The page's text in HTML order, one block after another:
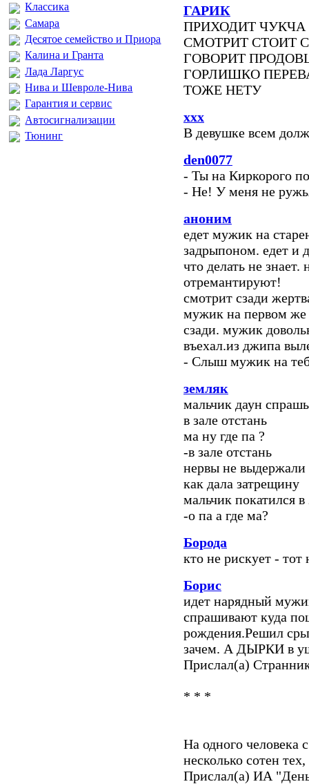
Классика
Самара
Десятое семейство и Приора
Калина и Гранта
Лада Ларгус
Нива и Шевроле-Нива
Гарантия и сервис
Автосигнализации
Тюнинг
ГАРИК
ПРИХОДИТ
СМОТРИТ СТОИТ
ГОВОРИТ
ГОРЛИШКО
ТОЖЕ НЕТУ
ххх
В девушке всем
den0077
- Ты на Киркорого
- Не! У меня не
аноним
едет мужик на
задрыпоном. едет и
что делать не
отремантируют!
смотрит сзади
мужик на первом же
сзади. мужик
въехал.из джипа
- Слыш мужик на
земляк
мальчик даун
в зале отстань
ма ну где па ?
-в зале отстань
нервы не выдержали
как дала затрещину
мальчик покатился в
-о па а где ма?
Борода
кто не рискует -
Борис
идет нарядный
спрашивают куда
рождения.Решил
зачем. А ДЫРКИ в
Прислал(а)
* * *
На одного человека
несколько сотен
Прислал(а) ИА